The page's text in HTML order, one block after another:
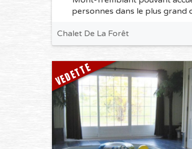
personnes dans le plus grand
Chalet De La Forêt
VEDETTE